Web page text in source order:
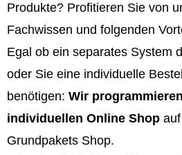
Produkte? Profitieren Sie von
Fachwissen und folgenden
Egal ob ein separates System
oder Sie eine individuelle
benötigen: Wir
individuellen Online Shop
Grundpakets Shop.